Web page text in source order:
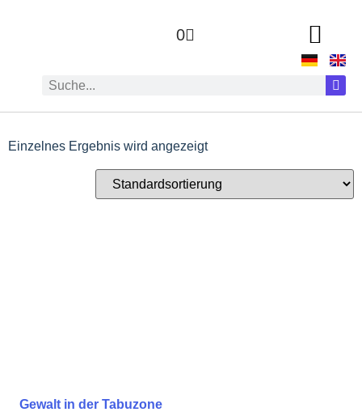
0
Einzelnes Ergebnis wird angezeigt
Gewalt in der Tabuzone